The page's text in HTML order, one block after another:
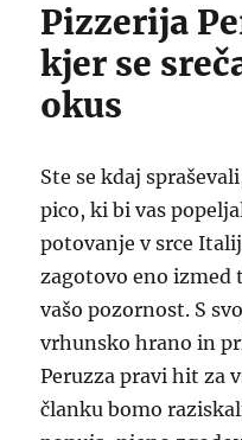
Pizzerija
kjer se
okus
Ste se kdaj
pico, ki bi vas
potovanje v srce
zagotovo eno
vašo pozornost. S
vrhunsko hrano in
Peruzza pravi hit za
članku bomo